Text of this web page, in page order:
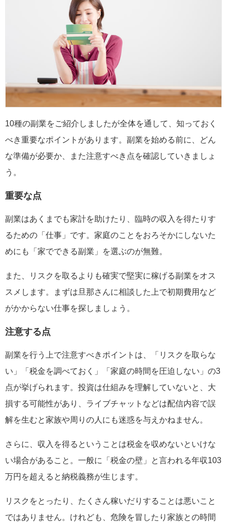
10種の副業をご紹介しましたが全体を通して、知っておく
べき重要なポイントがあります。副業を始める前に、どん
な準備が必要か、また注意すべき点を確認していきましょ
う。
重要な点
副業はあくまでも家計を助けたり、臨時の収入を得たりす
るための「仕事」です。家庭のことをおろそかにしないた
めにも「家でできる副業」を選ぶのが無難。
また、リスクを取るよりも確実で堅実に稼げる副業をオス
スメします。まずは旦那さんに相談した上で初期費用など
がかからない仕事を探しましょう。
注意する点
副業を行う上で注意すべきポイントは、「リスクを取らな
い」「税金を調べておく」「家庭の時間を圧迫しない」の3
点が挙げられます。投資は仕組みを理解していないと、大
損する可能性があり、ライブチャットなどは配信内容で誤
解を生むと家族や周りの人にも迷惑を与えかねません。
さらに、収入を得るということは税金を収めないといけな
い場合があること。一般に「税金の壁」と言われる年収103
万円を超えると納税義務が生じます。
リスクをとったり、たくさん稼いだりすることは悪いこと
ではありません。けれども、危険を冒したり家族との時間